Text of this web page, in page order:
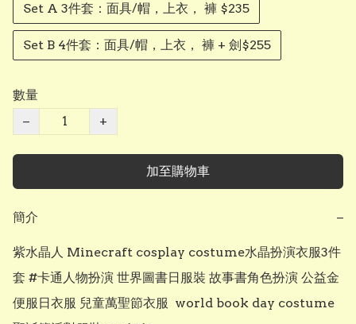
Set A 3件套：面具/帽，上衣， 褲 $235
Set B 4件套：面具/帽，上衣， 褲 + 劍$255
數量
−
+
加至購物車
簡介 −
紫水晶人 Minecraft cosplay costume水晶扮演衣服3件
套 #卡通人物扮演 世界圖書日服裝 故事書角色扮演 公益金
便服日衣服 兒童萬聖節衣服  world book day costume